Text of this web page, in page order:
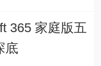
365 家庭版五
底